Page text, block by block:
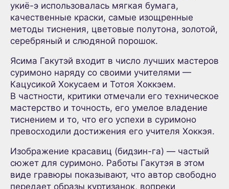
укиё-э использовалась мягкая бумага,
качественные краски, самые изощренные
методы тиснения, цветовые полутона, золотой,
серебряный и слюдяной порошок.
Ясима Гакутэй входит в число лучших мастеров
суримоно наряду со своими учителями —
Кацусикой Хокусаем и Тотоя Хоккэем.
В частности, критики отмечали его техническое
мастерство и точность, его умелое владение
тиснением и то, что его успехи в суримоно
превосходили достижения его учителя Хоккэя.
Изображение красавиц (бидзин-га) — частый
сюжет для суримоно. Работы Гакутэя в этом
виде гравюры показывают, что автор свободно
передает образы куртизанок, вопреки